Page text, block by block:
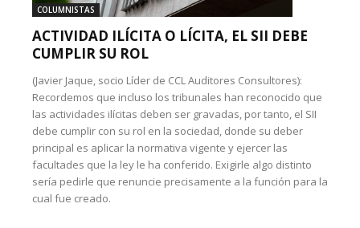
COLUMNISTAS
ACTIVIDAD ILÍCITA O LÍCITA, EL SII DEBE
CUMPLIR SU ROL
(Javier Jaque, socio Líder de CCL Auditores Consultores):
Recordemos que incluso los tribunales han reconocido que
las actividades ilícitas deben ser gravadas, por tanto, el SII
debe cumplir con su rol en la sociedad, donde su deber
principal es aplicar la normativa vigente y ejercer las
facultades que la ley le ha conferido. Exigirle algo distinto
sería pedirle que renuncie precisamente a la función para la
cual fue creado.